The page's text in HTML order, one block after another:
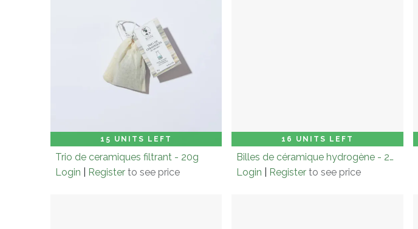
15 UNITS LEFT
Carton (× 6.0) Add to Cart
Trio de ceramiques filtrant - 20g
Login
Register to see price
16 UNITS LEFT
Carton (× 3.0) Add to Cart
Billes de céramique hydrogène - 20g
Login
Register to see price